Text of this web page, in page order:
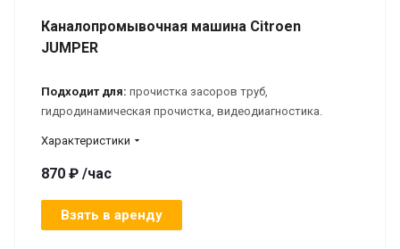
Каналопромывочная машина Citroen
JUMPER
Подходит для: прочистка засоров труб,
гидродинамическая прочистка, видеодиагностика.
Характеристики
870 ₽ /час
Взять в аренду